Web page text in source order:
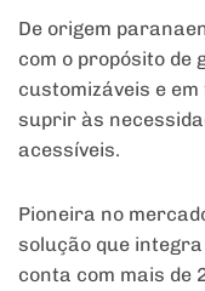
De origem
com o propósito de
customizáveis e
suprir às
acessíveis.
Pioneira no
solução que
conta com mais de